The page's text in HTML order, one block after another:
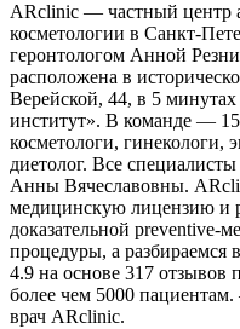
ARclinic — частный центр
косметологии в Санкт-
геронтологом Анной
расположена в
Верейской, 44, в 5
институт». В команде — 15
косметологи, гинекологи,
диетолог. Все
Анны Вячеславовны.
медицинскую лицензию и
доказательной preventive-
процедуры, а
4.9 на основе 317 отзывов
более чем 5000
врач ARclinic.